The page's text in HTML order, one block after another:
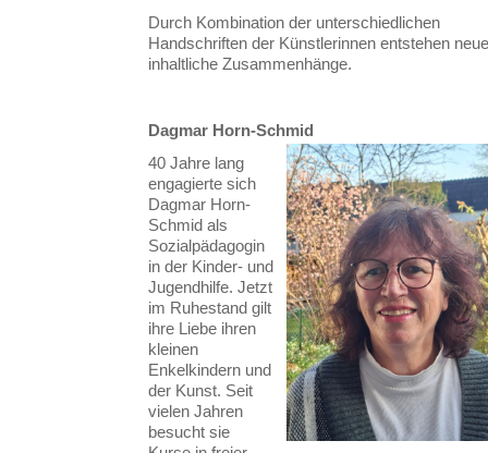
Durch Kombination der unterschiedlichen
Handschriften der Künstlerinnen entstehen neue
inhaltliche Zusammenhänge.
Dagmar Horn-Schmid
40 Jahre lang
engagierte sich
Dagmar Horn-
Schmid als
Sozialpädagogin
in der Kinder- und
Jugendhilfe. Jetzt
im Ruhestand gilt
ihre Liebe ihren
kleinen
Enkelkindern und
der Kunst. Seit
vielen Jahren
besucht sie